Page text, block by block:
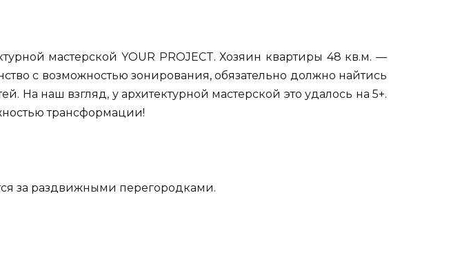
мастерской YOUR PROJECT. Хозяин квартиры 48 кв.м. —
с возможностью зонирования, обязательно должно найтись
На наш взгляд, у архитектурной мастерской это удалось на 5+.
трансформации!
за раздвижными перегородками.